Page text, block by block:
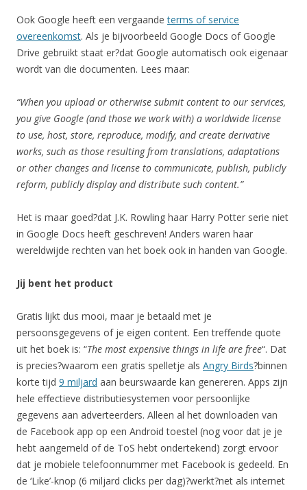
Ook Google heeft een vergaandeterms of service
overeenkomst. Als je bijvoorbeeld Google Docs of Google
Drive gebruikt staat er?dat Google automatisch ook eigenaar
wordt van die documenten. Lees maar:
“When you upload or otherwise submit content to our services,
you give Google (and those we work with) a worldwide license
to use, host, store, reproduce, modify, and create derivative
works, such as those resulting from translations, adaptations
or other changes and license to communicate, publish, publicly
reform, publicly display and distribute such content.”
Het is maar goed?dat J.K. Rowling haar Harry Potter serie niet
in Google Docs heeft geschreven! Anders waren haar
wereldwijde rechten van het boek ook in handen van Google.
Jij bent het product
Gratis lijkt dus mooi, maar je betaald met je
persoonsgegevens of je eigen content. Een treffende quote
uit het boek is: “The most expensive things in life are free“. Dat
is precies?waarom een gratis spelletje als Angry Birds?binnen
korte tijd 9 miljard aan beurswaarde kan genereren. Apps zijn
hele effectieve distributiesystemen voor persoonlijke
gegevens aan adverteerders. Alleen al het downloaden van
de Facebook app op een Android toestel (nog voor dat je je
hebt aangemeld of de ToS hebt ondertekend) zorgt ervoor
dat je mobiele telefoonnummer met Facebook is gedeeld. En
de ‘Like’-knop (6 miljard clicks per dag)?werkt?net als internet